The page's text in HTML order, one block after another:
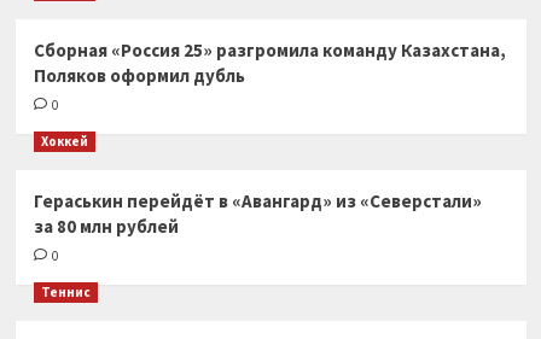
Сборная «Россия 25» разгромила команду Казахстана,
Поляков оформил дубль
0
Хоккей
Гераськин перейдёт в «Авангард» из «Северстали»
за 80 млн рублей
0
Теннис